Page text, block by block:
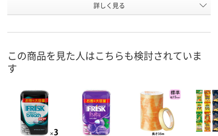
UK18197 UK18198
9月2日（水）まで
カゴへ カゴへ カ
詳しく見る
この商品を見た人はこちらも検討されていま
す